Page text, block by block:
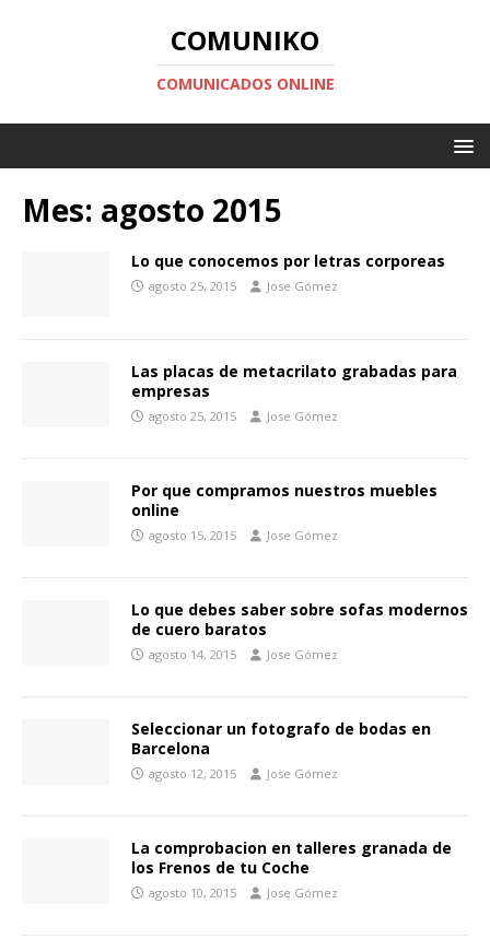
COMUNIKO
COMUNICADOS ONLINE
Mes: agosto 2015
Lo que conocemos por letras corporeas
agosto 25, 2015 Jose Gómez
Las placas de metacrilato grabadas para
empresas
agosto 25, 2015 Jose Gómez
Por que compramos nuestros muebles
online
agosto 15, 2015 Jose Gómez
Lo que debes saber sobre sofas modernos
de cuero baratos
agosto 14, 2015 Jose Gómez
Seleccionar un fotografo de bodas en
Barcelona
agosto 12, 2015 Jose Gómez
La comprobacion en talleres granada de
los Frenos de tu Coche
agosto 10, 2015 Jose Gómez